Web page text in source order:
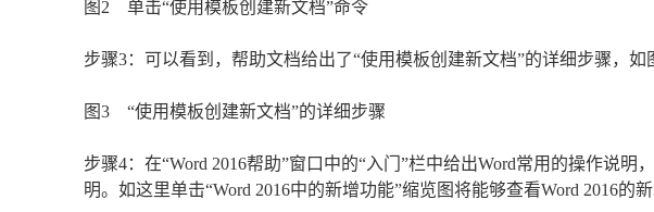
图2 单击“使用模板创建新文档”命令
步骤3：可以看到，帮助文档给出了“使用模板创建新文档”的详细步骤，如
图3 “使用模板创建新文档”的详细步骤
步骤4：在“Word 2016帮助”窗口中的“入门”栏中给出Word常用的操作说
明。如这里单击“Word 2016中的新增功能”缩览图将能够查看Word 2016的